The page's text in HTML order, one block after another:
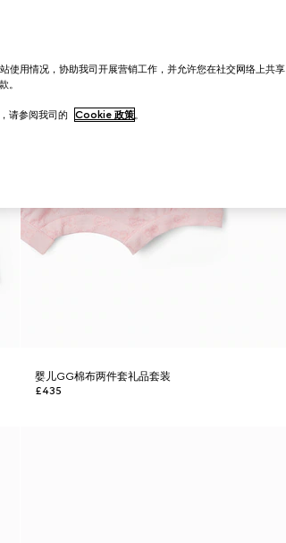
婴儿GG棉布两件套礼品套装
£435
用情况，协助我司开展营销工作，并允许您在社交网络上共享
。
请参阅我司的 Cookie 政策。